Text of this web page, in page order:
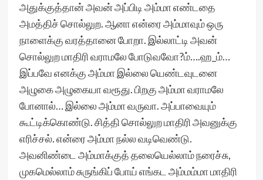
அதுக்குத்தான் அவன் அப்பிடி அம்மா எண்டதை
அமத்திச் சொல்லுற. ஆனா என்ரை அம்மாவும் ஒரு
நாளைக்கு வரத்தானை போறா. இல்லாட்டி அவன்
சொல்லுற மாதிரி வராமலே போடுவவோ?ம்….ஹ_ம்…
இப்பவே எனக்கு அம்மா இல்லை யெண்டவுடனை
அழுகை அழுகையா வரூது. பிறகு அம்மா வராமலே
போனால்… இல்லை அம்மா வருவா. அப்பாவையும்
கூட்டிக்கொண்டு. சித்தி சொல்லுற மாதிரி அவனுக்கு
எரிச்சல். என்ரை அம்மா நல்ல வடிவெண்டு.
அவனிண்டை அம்மாக்குத் தலையெல்லாம் நரைச்சு,
முகமெல்லாம் சுருங்கிப் போய் எங்கட அம்மம்மா மாதிரி